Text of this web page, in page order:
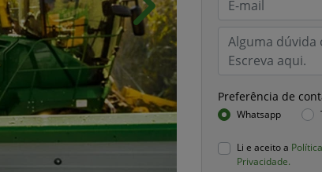
Preferência de
Whatsapp
Li e aceito a
Privacidade.
Próximo